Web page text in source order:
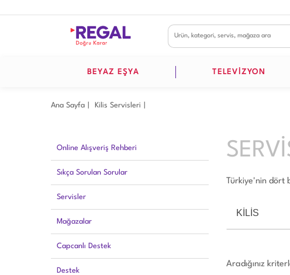
BEYAZ EŞYA TELEVİZYON
Ana Sayfa Ki̇li̇s Servisleri
Online Alışveriş Rehberi
Sıkça Sorulan Sorular
Servisler
Mağazalar
Capcanlı Destek
Destek
Türkiye'nin dört
KİLİS
Aradığınız